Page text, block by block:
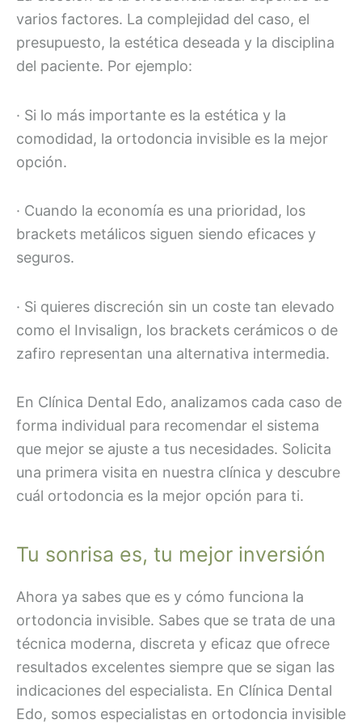
varios factores. La complejidad del caso, el
presupuesto, la estética deseada y la disciplina
del paciente. Por ejemplo:
· Si lo más importante es la estética y la
comodidad, la ortodoncia invisible es la mejor
opción.
· Cuando la economía es una prioridad, los
brackets metálicos siguen siendo eficaces y
seguros.
· Si quieres discreción sin un coste tan elevado
como el Invisalign, los brackets cerámicos o de
zafiro representan una alternativa intermedia.
En Clínica Dental Edo, analizamos cada caso de
forma individual para recomendar el sistema
que mejor se ajuste a tus necesidades. Solicita
una primera visita en nuestra clínica y descubre
cuál ortodoncia es la mejor opción para ti.
Tu sonrisa es, tu mejor inversión
Ahora ya sabes que es y cómo funciona la
ortodoncia invisible. Sabes que se trata de una
técnica moderna, discreta y eficaz que ofrece
resultados excelentes siempre que se sigan las
indicaciones del especialista. En Clínica Dental
Edo, somos especialistas en ortodoncia invisible